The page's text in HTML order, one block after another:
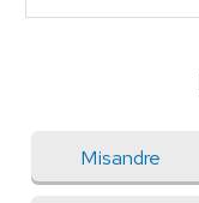
Misandre